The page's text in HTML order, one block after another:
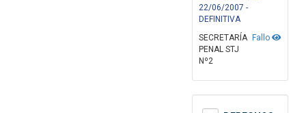
22/06/2007 -
DEFINITIVA
Fallo
SECRETARÍA
PENAL STJ
Nº2